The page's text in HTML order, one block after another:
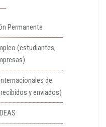
Permanente
(estudiantes,
de
y enviados)